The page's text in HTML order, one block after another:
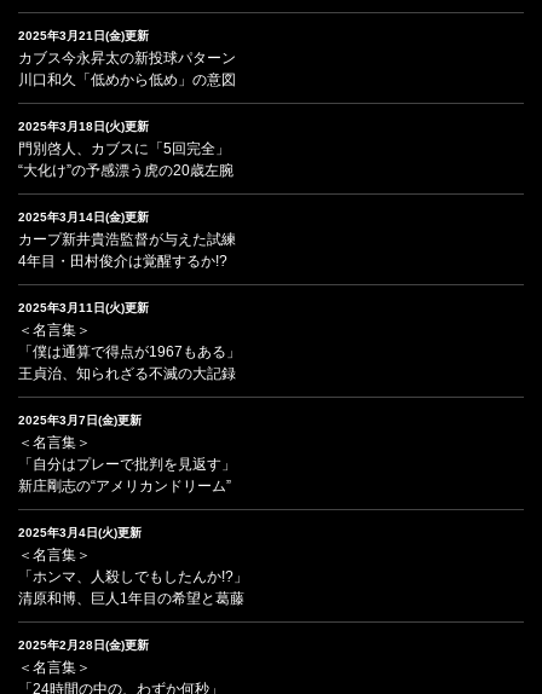
2025年3月21日(金)更新
カブス今永昇太の新投球パターン
川口和久「低めから低め」の意図
2025年3月18日(火)更新
門別啓人、カブスに「5回完全」
“大化け”の予感漂う虎の20歳左腕
2025年3月14日(金)更新
カープ新井貴浩監督が与えた試練
4年目・田村俊介は覚醒するか!?
2025年3月11日(火)更新
＜名言集＞
「僕は通算で得点が1967もある」
王貞治、知られざる不滅の大記録
2025年3月7日(金)更新
＜名言集＞
「自分はプレーで批判を見返す」
新庄剛志の“アメリカンドリーム”
2025年3月4日(火)更新
＜名言集＞
「ホンマ、人殺しでもしたんか!?」
清原和博、巨人1年目の希望と葛藤
2025年2月28日(金)更新
＜名言集＞
「24時間の中の、わずか何秒」